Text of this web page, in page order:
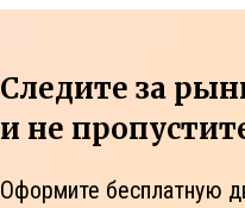
Следите за
и не
Оформите бесплатную